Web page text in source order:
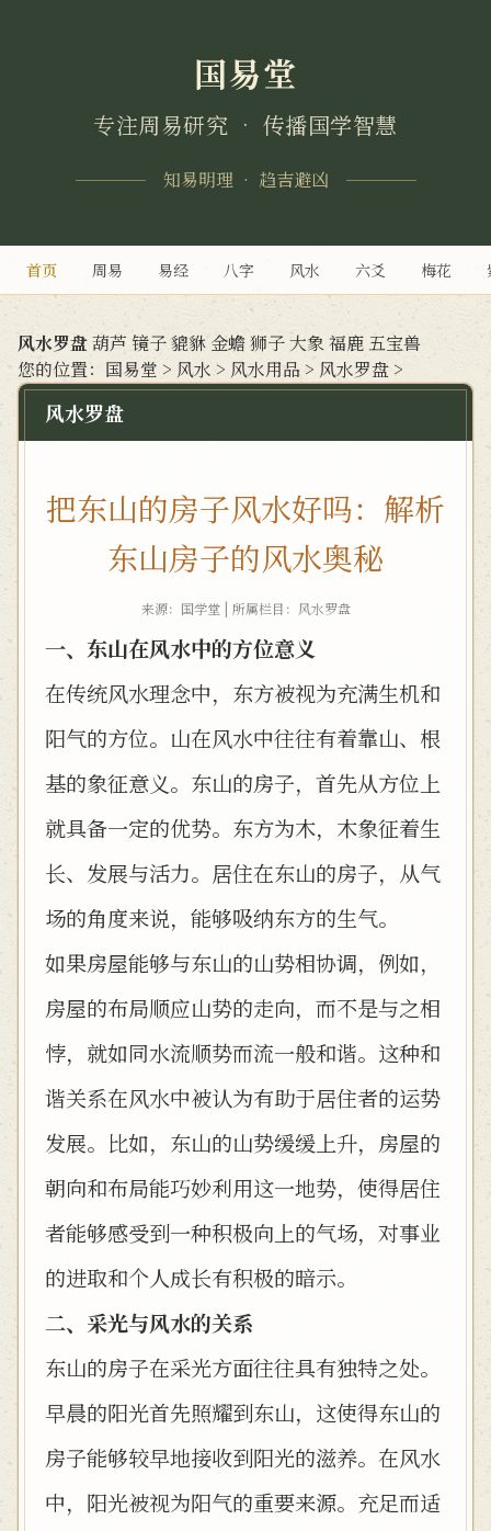
国易堂
专注周易研究 • 传播国学智慧
知易明理 • 趋吉避凶
首页 周易 易经 八字 风水 六爻 梅花
风水罗盘葫芦 镜子貔貅 金蟾狮子大象福鹿 五宝兽
您的位置： 国易堂 > 风水 > 风水用品 > 风水罗盘 >
风水罗盘
把东山的房子风水好吗：解析
东山房子的风水奥秘
来源：国学堂 | 所属栏目： 风水罗盘
一、东山在风水中的方位意义
在传统风水理念中，东方被视为充满生机和
阳气的方位。山在风水中往往有着靠山、根
基的象征意义。东山的房子，首先从方位上
就具备一定的优势。东方为木，木象征着生
长、发展与活力。居住在东山的房子，从气
场的角度来说，能够吸纳东方的生气。
如果房屋能够与东山的山势相协调，例如，
房屋的布局顺应山势的走向，而不是与之相
悖，就如同水流顺势而流一般和谐。这种和
谐关系在风水中被认为有助于居住者的运势
发展。比如，东山的山势缓缓上升，房屋的
朝向和布局能巧妙利用这一地势，使得居住
者能够感受到一种积极向上的气场，对事业
的进取和个人成长有积极的暗示。
二、采光与风水的关系
东山的房子在采光方面往往具有独特之处。
早晨的阳光首先照耀到东山，这使得东山的
房子能够较早地接收到阳光的滋养。在风水
中，阳光被视为阳气的重要来源。充足而适